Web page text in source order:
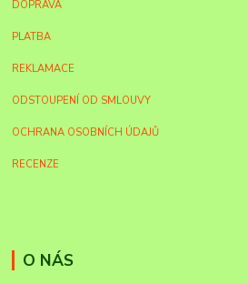
DOPRAVA
PLATBA
REKLAMACE
ODSTOUPENÍ OD SMLOUVY
OCHRANA OSOBNÍCH ÚDAJŮ
RECENZE
O NÁS